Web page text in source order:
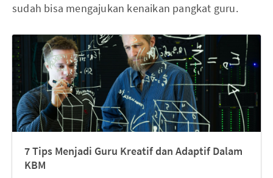
sudah bisa mengajukan kenaikan pangkat guru.
7 Tips Menjadi Guru Kreatif dan Adaptif Dalam
KBM